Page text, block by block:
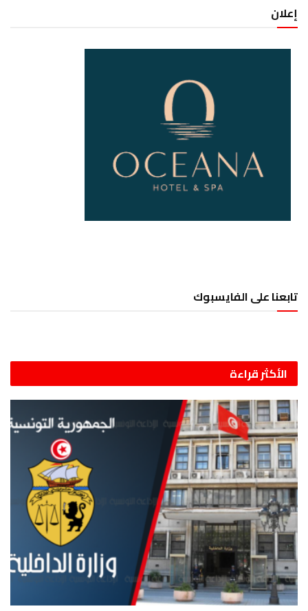
إعلان
تابعنا على الفايسبوك
الأكثر قراءة